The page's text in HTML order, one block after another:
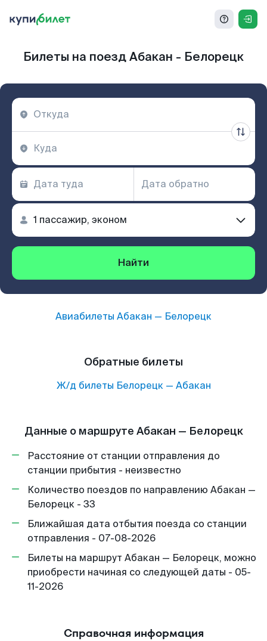
Билеты на поезд Абакан - Белорецк
Найти
Авиабилеты Абакан — Белорецк
Обратные билеты
Ж/д билеты Белорецк— Абакан
Данные о маршруте Абакан — Белорецк
Расстояние от станции отправления до
станции прибытия - неизвестно
Количество поездов по направлению Абакан —
Белорецк - 33
Ближайшая дата отбытия поезда со станции
отправления - 07-08-2026
Билеты на маршрут Абакан — Белорецк, можно
приобрести начиная со следующей даты - 05-
11-2026
Справочная информация